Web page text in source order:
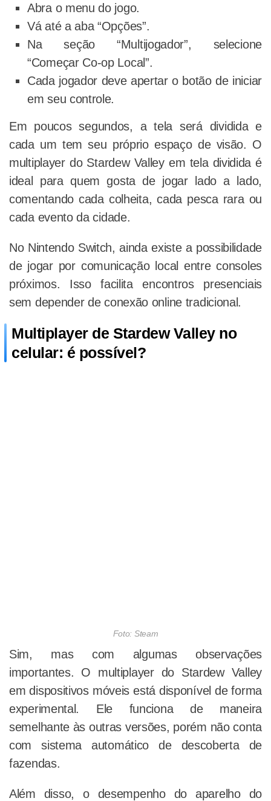
Abra o menu do jogo.
Vá até a aba “Opções”.
Na seção “Multijogador”, selecione
“Começar Co-op Local”.
Cada jogador deve apertar o botão de iniciar
em seu controle.
Em poucos segundos, a tela será dividida e
cada um tem seu próprio espaço de visão. O
multiplayer do Stardew Valley em tela dividida é
ideal para quem gosta de jogar lado a lado,
comentando cada colheita, cada pesca rara ou
cada evento da cidade.
No Nintendo Switch, ainda existe a possibilidade
de jogar por comunicação local entre consoles
próximos. Isso facilita encontros presenciais
sem depender de conexão online tradicional.
Multiplayer de Stardew Valley no
celular: é possível?
Foto: Steam
Sim, mas com algumas observações
importantes. O multiplayer do Stardew Valley
em dispositivos móveis está disponível de forma
experimental. Ele funciona de maneira
semelhante às outras versões, porém não conta
com sistema automático de descoberta de
fazendas.
Além disso, o desempenho do aparelho do